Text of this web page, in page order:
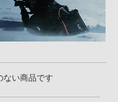
い商品です